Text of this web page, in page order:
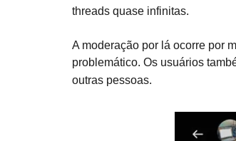
threads quase infinitas.
A moderação por lá ocorre por
problemático. Os usuários
outras pessoas.